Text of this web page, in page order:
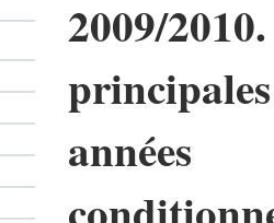
2009/
années